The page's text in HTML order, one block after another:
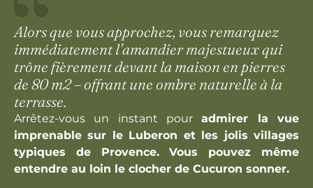
Alors que vous approchez, vous remarquez
immédiatement l’amandier majestueux qui
trône fièrement devant la maison en pierres
de 80 m2 – offrant une ombre naturelle à la
terrasse.
Arrêtez-vous un instant pouradmirer la vue
imprenable sur le Luberon et les jolis villages
typiques de Provence. Vous pouvez même
entendre au loin le clocher de Cucuron sonner.